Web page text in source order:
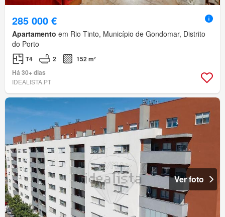
285 000 €
Apartamento em Rio Tinto, Município de Gondomar, Distrito
do Porto
T4 2
152 m²
Há 30+ dias
IDEALISTA.PT
Ver foto